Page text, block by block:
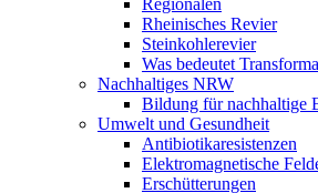
Rheinisches Revier
Steinkohlerevier
Was bedeutet
Nachhaltiges NRW
Bildung für nachhaltige
Umwelt und Gesundheit
Antibiotikaresistenzen
Elektromagnetische
Erschütterungen